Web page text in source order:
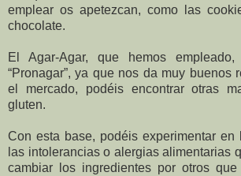
emplear os apetezcan, como las
chocolate.
El Agar-Agar, que hemos
“Pronagar”, ya que nos da muy buenos
el mercado, podéis encontrar otras
gluten.
Con esta base, podéis experimentar en
las intolerancias o alergias alimentarias
cambiar los ingredientes por otros que